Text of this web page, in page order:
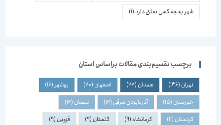
شهر به چه کسی تعلق دارد(1)
برچسب تقسیم‌بندی مقالات براساس استان
تهران(146) همدان(27) اصفهان(20) بوشهر(16)
خوزستان(15) آذربایجان شرقی(12) سمنان(12)
کردستان(11) کرمانشاه(9) گلستان(9) قزوین(9)